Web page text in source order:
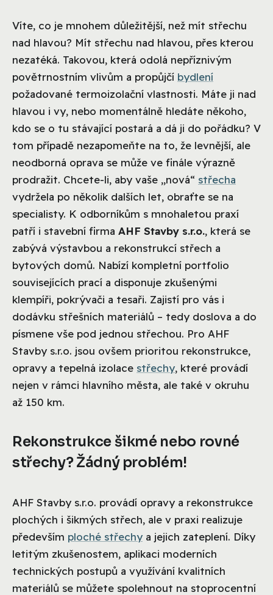
Víte, co je mnohem důležitější, než mít střechu
nad hlavou? Mít střechu nad hlavou, přes kterou
nezatéká. Takovou, která odolá nepříznivým
povětrnostním vlivům a propůjčí bydlení
požadované termoizolační vlastnosti. Máte ji nad
hlavou i vy, nebo momentálně hledáte někoho,
kdo se o tu stávající postará a dá ji do pořádku? V
tom případě nezapomeňte na to, že levnější, ale
neodborná oprava se může ve finále výrazně
prodražit. Chcete-li, aby vaše „nová“ střecha
vydržela po několik dalších let, obraťte se na
specialisty. K odborníkům s mnohaletou praxí
patří i stavební firma AHF Stavby s.r.o., která se
zabývá výstavbou a rekonstrukcí střech a
bytových domů. Nabízí kompletní portfolio
souvisejících prací a disponuje zkušenými
klempíři, pokrývači a tesaři. Zajistí pro vás i
dodávku střešních materiálů – tedy doslova a do
písmene vše pod jednou střechou. Pro AHF
Stavby s.r.o. jsou ovšem prioritou rekonstrukce,
opravy a tepelná izolace střechy, které provádí
nejen v rámci hlavního města, ale také v okruhu
až 150 km.
Rekonstrukce šikmé nebo rovné
střechy? Žádný problém!
AHF Stavby s.r.o. provádí opravy a rekonstrukce
plochých i šikmých střech, ale v praxi realizuje
především ploché střechy a jejich zateplení. Díky
letitým zkušenostem, aplikaci moderních
technických postupů a využívání kvalitních
materiálů se můžete spolehnout na stoprocentní